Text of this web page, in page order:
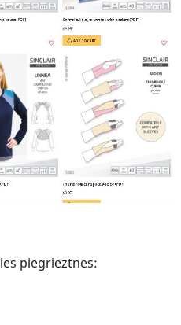
piegrieztnes: